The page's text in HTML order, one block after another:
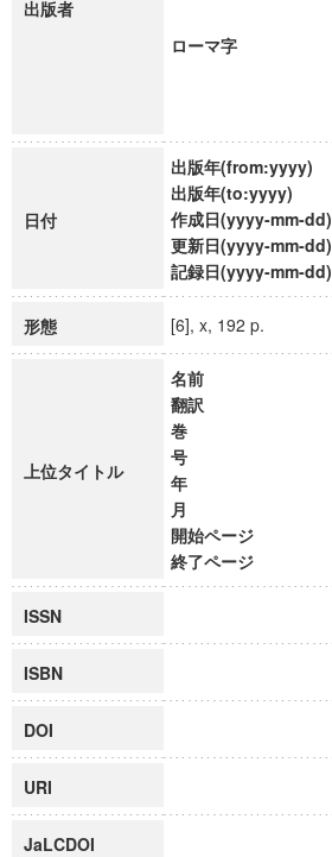
出版者
ローマ字
日付
出版年(from:yyyy)
出版年(to:yyyy)
作成日(yyyy-mm-dd)
更新日(yyyy-mm-dd)
記録日(yyyy-mm-dd)
形態 [6], x, 192 p.
上位タイトル
名前
翻訳
巻
号
年
月
開始ページ
終了ページ
ISSN
ISBN
DOI
URI
JaLCDOI